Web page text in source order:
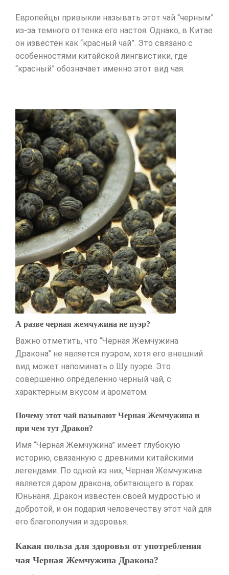
Европейцы привыкли называть этот чай “черным”
из-за темного оттенка его настоя. Однако, в Китае
он известен как “красный чай”. Это связано с
особенностями китайской лингвистики, где
“красный” обозначает именно этот вид чая.
А разве черная жемчужина не пуэр?
Важно отметить, что “Черная Жемчужина
Дракона” не является пуэром, хотя его внешний
вид может напоминать о Шу пуэре. Это
совершенно определенно черный чай, с
характерным вкусом и ароматом.
Почему этот чай называют Черная Жемчужина и
при чем тут Дракон?
Имя “Черная Жемчужина” имеет глубокую
историю, связанную с древними китайскими
легендами. По одной из них, Черная Жемчужина
является даром дракона, обитающего в горах
Юньнаня. Дракон известен своей мудростью и
добротой, и он подарил человечеству этот чай для
его благополучия и здоровья.
Какая польза для здоровья от употребления
чая Черная Жемчужина Дракона?